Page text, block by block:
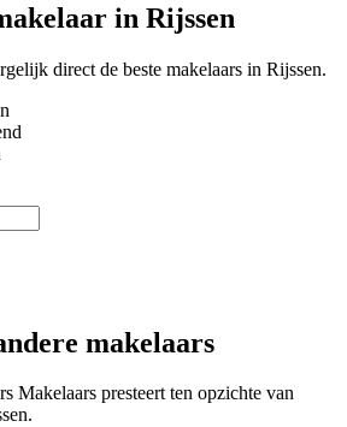
in Rijssen
direct de beste makelaars in Rijssen.
makelaars
Makelaars presteert ten opzichte van